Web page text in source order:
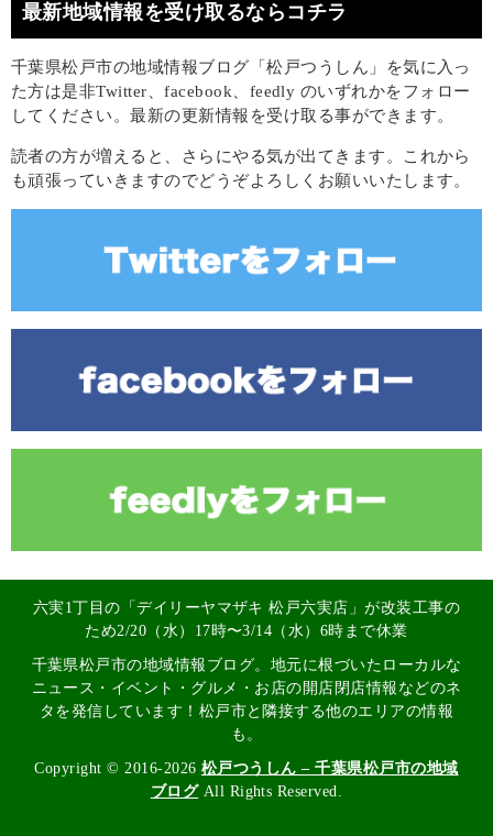
最新地域情報を受け取るならコチラ
千葉県松戸市の地域情報ブログ「松戸つうしん」を気に入っ
た方は是非Twitter、facebook、feedly のいずれかをフォロー
してください。最新の更新情報を受け取る事ができます。
読者の方が増えると、さらにやる気が出てきます。これから
も頑張っていきますのでどうぞよろしくお願いいたします。
六実1丁目の「デイリーヤマザキ 松戸六実店」が改装工事の
ため2/20（水）17時〜3/14（水）6時まで休業
千葉県松戸市の地域情報ブログ。地元に根づいたローカルな
ニュース・イベント・グルメ・お店の開店閉店情報などのネ
タを発信しています！松戸市と隣接する他のエリアの情報
も。
Copyright © 2016-2026 松戸つうしん – 千葉県松戸市の地域
ブログAll Rights Reserved.